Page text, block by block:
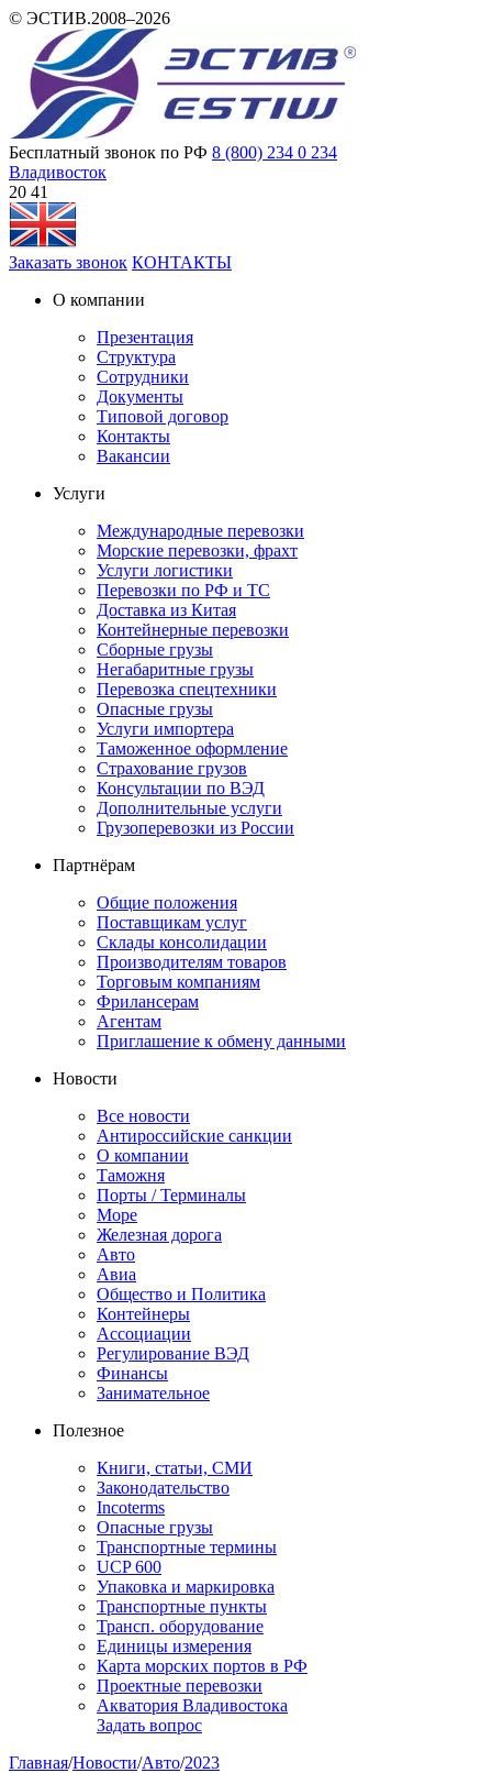
© ЭСТИВ.2008–2026
Бесплатный звонок по РФ 8 (800) 234 0 234
Владивосток
20 41
Заказать звонок КОНТАКТЫ
О компании
Презентация
Структура
Сотрудники
Документы
Типовой договор
Контакты
Вакансии
Услуги
Международные перевозки
Морские перевозки, фрахт
Услуги логистики
Перевозки по РФ и ТС
Доставка из Китая
Контейнерные перевозки
Сборные грузы
Негабаритные грузы
Перевозка спецтехники
Опасные грузы
Услуги импортера
Таможенное оформление
Страхование грузов
Консультации по ВЭД
Дополнительные услуги
Грузоперевозки из России
Партнёрам
Общие положения
Поставщикам услуг
Склады консолидации
Производителям товаров
Торговым компаниям
Фрилансерам
Агентам
Приглашение к обмену данными
Новости
Все новости
Антироссийские санкции
О компании
Таможня
Порты / Терминалы
Море
Железная дорога
Авто
Авиа
Общество и Политика
Контейнеры
Ассоциации
Регулирование ВЭД
Финансы
Занимательное
Полезное
Книги, статьи, СМИ
Законодательство
Incoterms
Опасные грузы
Транспортные термины
UCP 600
Упаковка и маркировка
Транспортные пункты
Трансп. оборудование
Единицы измерения
Карта морских портов в РФ
Проектные перевозки
Акватория Владивостока
Задать вопрос
Главная/Новости/Авто/2023